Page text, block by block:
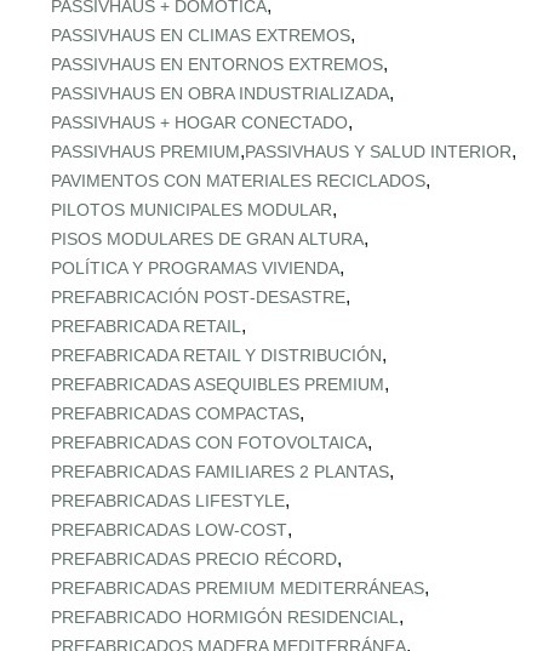
PASSIVHAUS + DOMÓTICA,
PASSIVHAUS EN CLIMAS EXTREMOS,
PASSIVHAUS EN ENTORNOS EXTREMOS,
PASSIVHAUS EN OBRA INDUSTRIALIZADA,
PASSIVHAUS + HOGAR CONECTADO,
PASSIVHAUS PREMIUM,PASSIVHAUS Y SALUD INTERIOR,
PAVIMENTOS CON MATERIALES RECICLADOS,
PILOTOS MUNICIPALES MODULAR,
PISOS MODULARES DE GRAN ALTURA,
POLÍTICA Y PROGRAMAS VIVIENDA,
PREFABRICACIÓN POST‑DESASTRE,
PREFABRICADA RETAIL ,
PREFABRICADA RETAIL Y DISTRIBUCIÓN,
PREFABRICADAS ASEQUIBLES PREMIUM,
PREFABRICADAS COMPACTAS,
PREFABRICADAS CON FOTOVOLTAICA,
PREFABRICADAS FAMILIARES 2 PLANTAS,
PREFABRICADAS LIFESTYLE,
PREFABRICADAS LOW‑COST,
PREFABRICADAS PRECIO RÉCORD,
PREFABRICADAS PREMIUM MEDITERRÁNEAS,
PREFABRICADO HORMIGÓN RESIDENCIAL ,
PREFABRICADOS MADERA MEDITERRÁNEA,